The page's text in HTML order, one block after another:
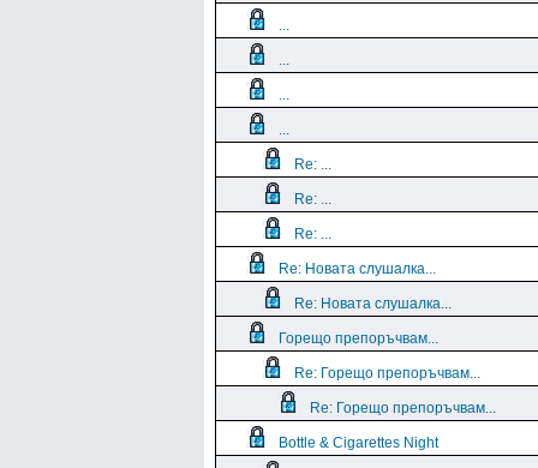
...
...
...
...
Re: ...
Re: ...
Re: ...
Re: Новата слушалка...
Re: Новата слушалка...
Горещо препоръчвам...
Re: Горещо препоръчвам...
Re: Горещо препоръчвам...
Bottle & Cigarettes Night